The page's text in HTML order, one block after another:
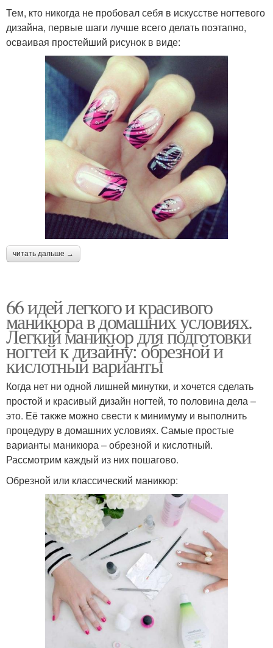
Тем, кто никогда не пробовал себя в искусстве ногтевого
дизайна, первые шаги лучше всего делать поэтапно,
осваивая простейший рисунок в виде:
читать дальше →
66 идей легкого и красивого
маникюра в домашних условиях.
Легкий маникюр для подготовки
ногтей к дизайну: обрезной и
кислотный варианты
Когда нет ни одной лишней минутки, и хочется сделать
простой и красивый дизайн ногтей, то половина дела –
это. Её также можно свести к минимуму и выполнить
процедуру в домашних условиях. Самые простые
варианты маникюра – обрезной и кислотный.
Рассмотрим каждый из них пошагово.
Обрезной или классический маникюр: